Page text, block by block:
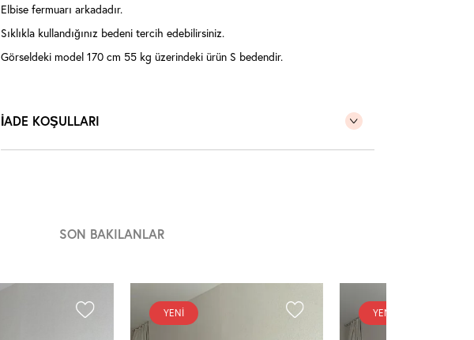
Elbise fermuarı arkadadır.
Sıklıkla kullandığınız bedeni tercih edebilirsiniz.
Görseldeki model 170 cm 55 kg üzerindeki ürün S bedendir.
İADE KOŞULLARI
SON BAKILANLAR
YENI YENI